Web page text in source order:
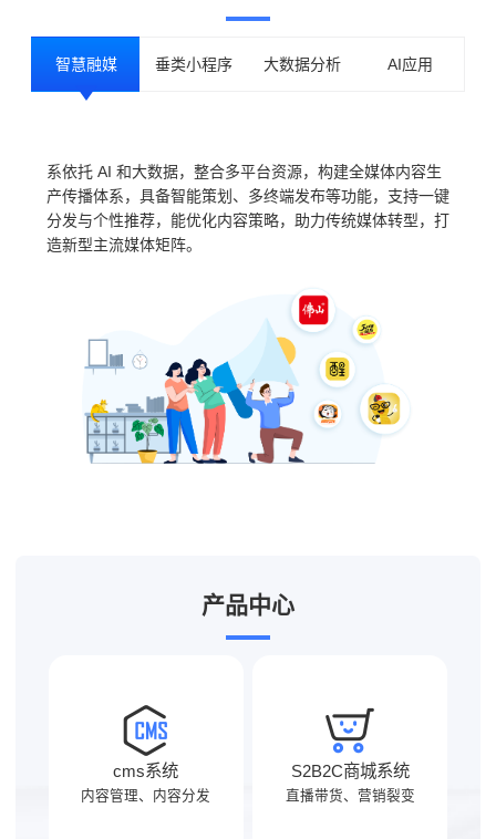
智慧融媒 垂类小程序 大数据分析 AI应用
系依托 AI 和大数据，整合多平台资源，构建全媒体内容生
产传播体系，具备智能策划、多终端发布等功能，支持一键
分发与个性推荐，能优化内容策略，助力传统媒体转型，打
造新型主流媒体矩阵。
产品中心
cms系统
内容管理、内容分发
S2B2C商城系统
直播带货、营销裂变